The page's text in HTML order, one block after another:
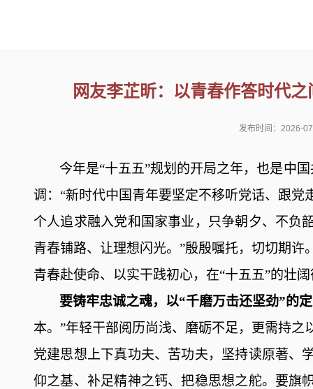
网友李芷昕：以青春作答时代
发布时间：2026-
今年是“十五五”规划的开局之年，也是中
调 ： “新时代中国青年要坚定不移听党话、跟党
个人追求融入党和国家事业，只争朝夕、不负
青春铺路、让理想闪光。 ”殷殷嘱托，切切期许
青春赴使命、以实干践初心，在“十五五”的壮
要铸牢忠诚之魂，以“千磨万击还坚劲”的
本。”年轻干部阅历尚浅、磨砺不足，更需持之
党建思想上下真功夫、苦功夫，坚持读原著、
仰之基、补足精神之钙、把稳思想之舵。要旗